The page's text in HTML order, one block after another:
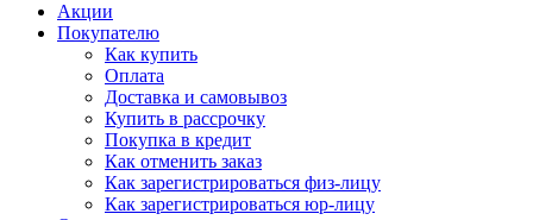
Акции
Покупателю
Как купить
Оплата
Доставка и самовывоз
Купить в рассрочку
Покупка в кредит
Как отменить заказ
Как зарегистрироваться физ-лицу
Как зарегистрироваться юр-лицу